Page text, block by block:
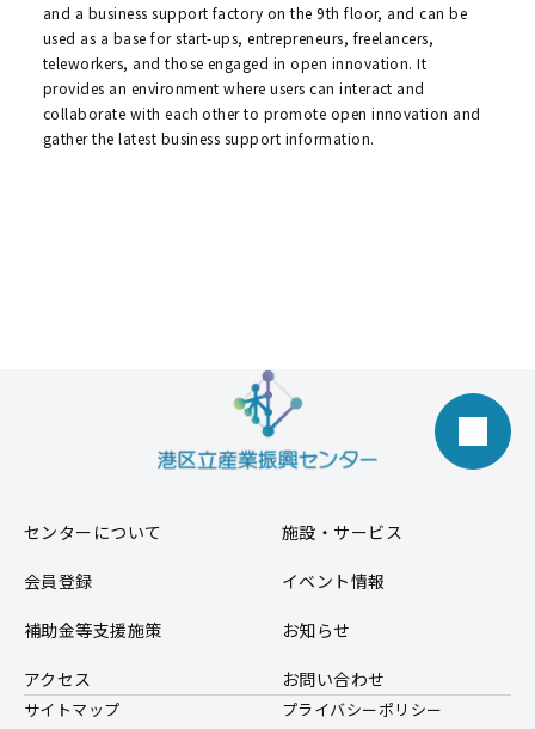
and a business support factory on the 9th floor, and can be
used as a base for start-ups, entrepreneurs, freelancers,
teleworkers, and those engaged in open innovation. It
provides an environment where users can interact and
collaborate with each other to promote open innovation and
gather the latest business support information.
センターについて 施設・サービス
会員登録 イベント情報
補助金等支援施策 お知らせ
アクセス お問い合わせ
サイトマップ プライバシーポリシー